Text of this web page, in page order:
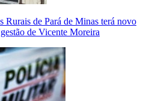
Rurais de Pará de Minas terá novo
de Vicente Moreira